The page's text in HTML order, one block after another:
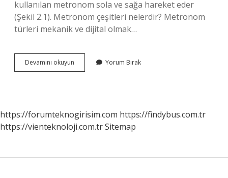
kullanılan metronom sola ve sağa hareket eder
(Şekil 2.1). Metronom çeşitleri nelerdir? Metronom
türleri mekanik ve dijital olmak…
Devamını okuyun Metronom
Nedir
Yorum Bırak
https://forumteknogirisim.com https://findybus.com.tr
https://vienteknoloji.com.trSitemap